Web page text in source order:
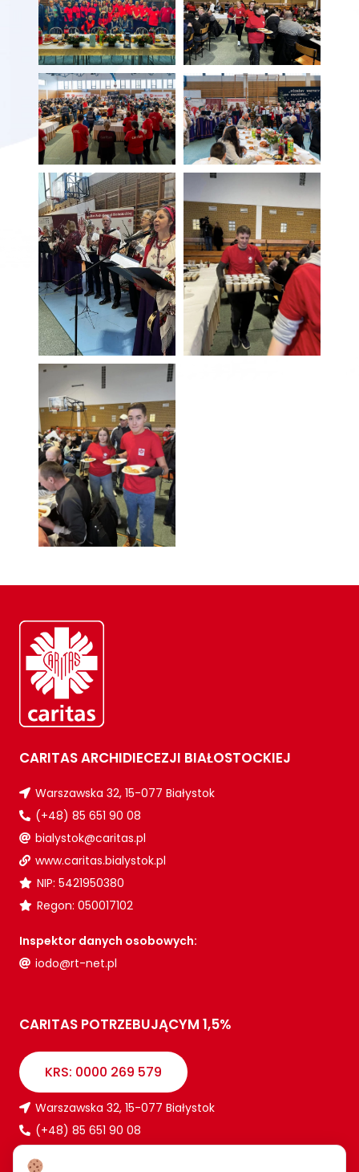
CARITAS ARCHIDIECEZJI BIAŁOSTOCKIEJ
Warszawska 32, 15-077 Białystok
(+48) 85 651 90 08
bialystok@caritas.pl
www.caritas.bialystok.pl
NIP: 5421950380
Regon: 050017102
Inspektor danych osobowych:
iodo@rt-net.pl
CARITAS POTRZEBUJĄCYM 1,5%
KRS: 0000 269 579
Warszawska 32, 15-077 Białystok
(+48) 85 651 90 08